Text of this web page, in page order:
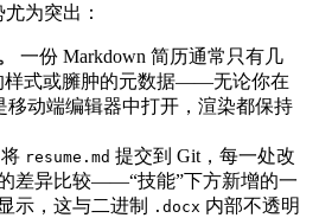
为突出：
一份 Markdown 简历通常只有几
式或臃肿的元数据——无论你在
移动端编辑器中打开，渲染都保持
将 resume.md 提交到 Git，每一处改
差异比较——“技能”下方新增的一
示，这与二进制
.docx 内部不透明